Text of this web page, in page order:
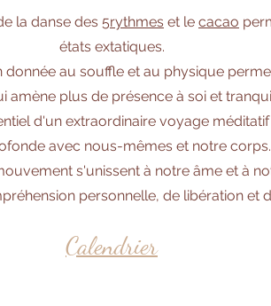
la danse des 5rythmes et le cacao
états extatiques.
au souffle et au physique
amène plus de présence à soi et
d'un extraordinaire voyage
avec nous-mêmes et notre corps.
s'unissent à notre âme et à
personnelle, de libération et
Calendrier